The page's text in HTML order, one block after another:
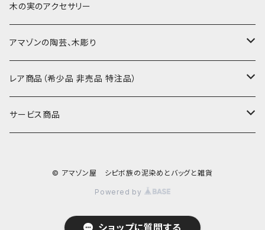
ブックカバー
小型・中型刺繍雑貨
テーブルコーディネート
コースター
カフェマット
ティッシュケースカバー
小さめ 35cmより
40〜43cm
45cmx45cm
大きめ 50cmx50cm
木の実のアクセサリー
アマゾンの陶芸、木彫り
素焼きの器、動物たち
木彫りのアルマジロ、動物たち
レア商品（希少品 非売品 特注品）
泥染め布途中図
サービス商品
© アマゾン屋 シピボ族の泥染めとバッグと雑貨
Powered by
ショップに質問する